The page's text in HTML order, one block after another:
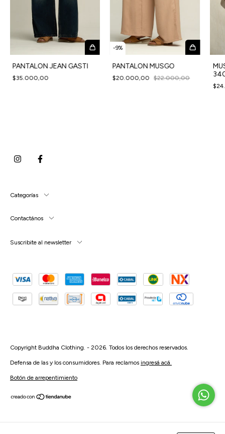
PANTALON JEAN GASTI
$35.000,00
-9%
PANTALON MUSGO
$20.000,00 $22.000,00
Categorías
Contactános
Suscribite al newsletter
Defensa de las y los consumidores. Para reclamos ingresá acá.
Botón de arrepentimiento